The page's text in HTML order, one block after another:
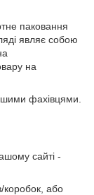
паковання
являє собою
на
фахівцями.
сайті -
коробок, або